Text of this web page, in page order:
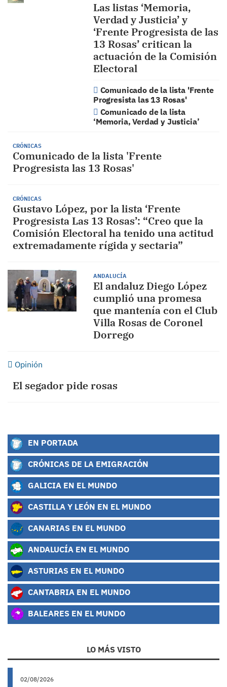
Las listas ‘Memoria,
Verdad y Justicia’ y
‘Frente Progresista de las
13 Rosas’ critican la
actuación de la Comisión
Electoral
Comunicado de la lista 'Frente
Progresista las 13 Rosas'
Comunicado de la lista
‘Memoria, Verdad y Justicia’
CRÓNICAS
Comunicado de la lista 'Frente
Progresista las 13 Rosas'
CRÓNICAS
Gustavo López, por la lista ‘Frente
Progresista Las 13 Rosas’: “Creo que la
Comisión Electoral ha tenido una actitud
extremadamente rígida y sectaria”
ANDALUCÍA
El andaluz Diego López
cumplió una promesa
que mantenía con el Club
Villa Rosas de Coronel
Dorrego
Opinión
El segador pide rosas
EN PORTADA
CRÓNICAS DE LA EMIGRACIÓN
GALICIA EN EL MUNDO
CASTILLA Y LEÓN EN EL MUNDO
CANARIAS EN EL MUNDO
ANDALUCÍA EN EL MUNDO
ASTURIAS EN EL MUNDO
CANTABRIA EN EL MUNDO
BALEARES EN EL MUNDO
LO MÁS VISTO
02/08/2026